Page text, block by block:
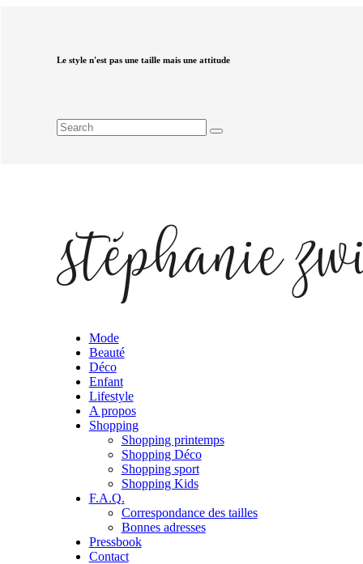
Le style n'est pas une taille mais une attitude
Mode
Beauté
Déco
Enfant
Lifestyle
A propos
Shopping
Shopping printemps
Shopping Déco
Shopping sport
Shopping Kids
F.A.Q.
Correspondance des tailles
Bonnes adresses
Pressbook
Contact